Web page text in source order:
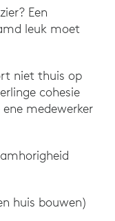
Een
leuk moet
niet thuis op
cohesie
medewerker
huis bouwen)